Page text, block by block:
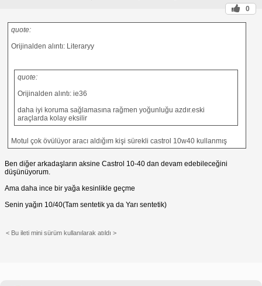
0
quote:
Orijinalden alıntı: Literaryy
quote:
Orijinalden alıntı: ie36
daha iyi koruma sağlamasına rağmen yoğunluğu azdır.eski
araçlarda kolay eksilir
Motul çok övülüyor aracı aldığım kişi sürekli castrol 10w40 kullanmış
Ben diğer arkadaşların aksine Castrol 10-40 dan devam edebileceğini
düşünüyorum.
Ama daha ince bir yağa kesinlikle geçme
Senin yağın 10/40(Tam sentetik ya da Yarı sentetik)
< Bu ileti mini sürüm kullanılarak atıldı >